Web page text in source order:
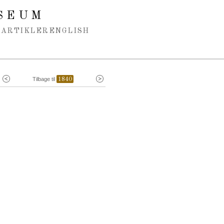
ENGLISH
Tilbage til 1840